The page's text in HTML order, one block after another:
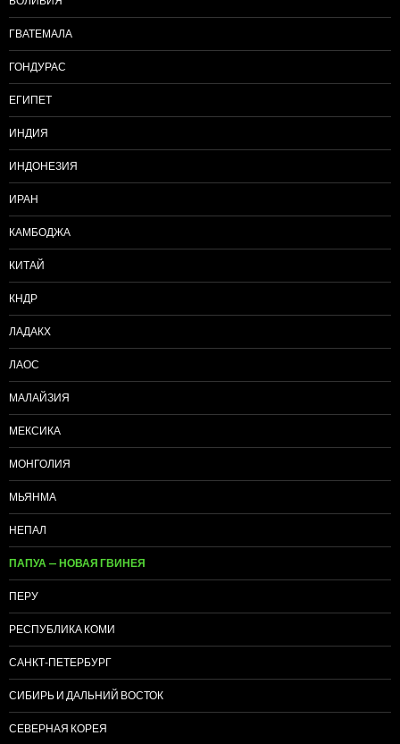
ГВАТЕМАЛА
ГОНДУРАС
ЕГИПЕТ
ИНДИЯ
ИНДОНЕЗИЯ
ИРАН
КАМБОДЖА
КИТАЙ
КНДР
ЛАДАКХ
ЛАОС
МАЛАЙЗИЯ
МЕКСИКА
МОНГОЛИЯ
МЬЯНМА
НЕПАЛ
ПАПУА — НОВАЯ ГВИНЕЯ
ПЕРУ
РЕСПУБЛИКА КОМИ
САНКТ-ПЕТЕРБУРГ
СИБИРЬ И ДАЛЬНИЙ ВОСТОК
СЕВЕРНАЯ КОРЕЯ